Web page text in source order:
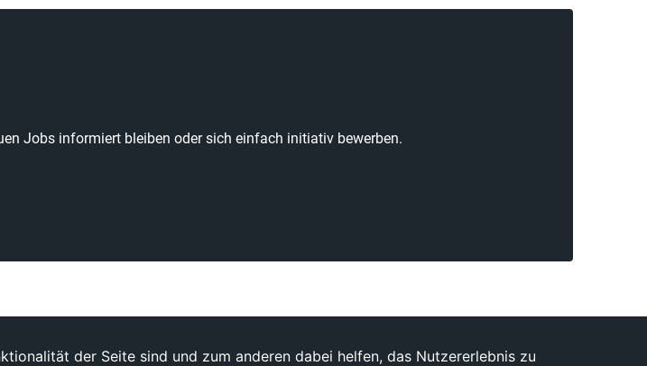
Jobs informiert bleiben oder sich einfach initiativ bewerben.
der Seite sind und zum anderen dabei helfen, das Nutzererlebnis zu